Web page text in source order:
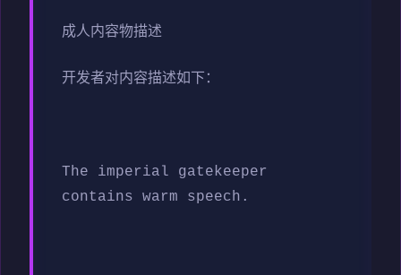
成人内容物描述
开发者对内容描述如下：
The imperial gatekeeper
contains warm speech.